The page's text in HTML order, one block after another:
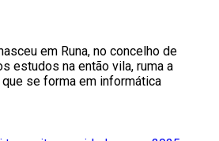
em Runa, no concelho de
estudos na então vila, ruma a
se forma em informática